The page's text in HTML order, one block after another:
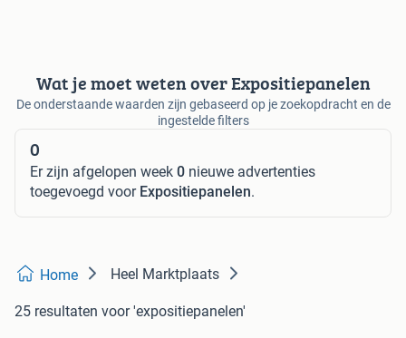
Wat je moet weten over Expositiepanelen
De onderstaande waarden zijn gebaseerd op je zoekopdracht en de
ingestelde filters
0
Er zijn afgelopen week 0 nieuwe advertenties
toegevoegd voor Expositiepanelen.
Home Heel Marktplaats
25 resultaten voor 'expositiepanelen'